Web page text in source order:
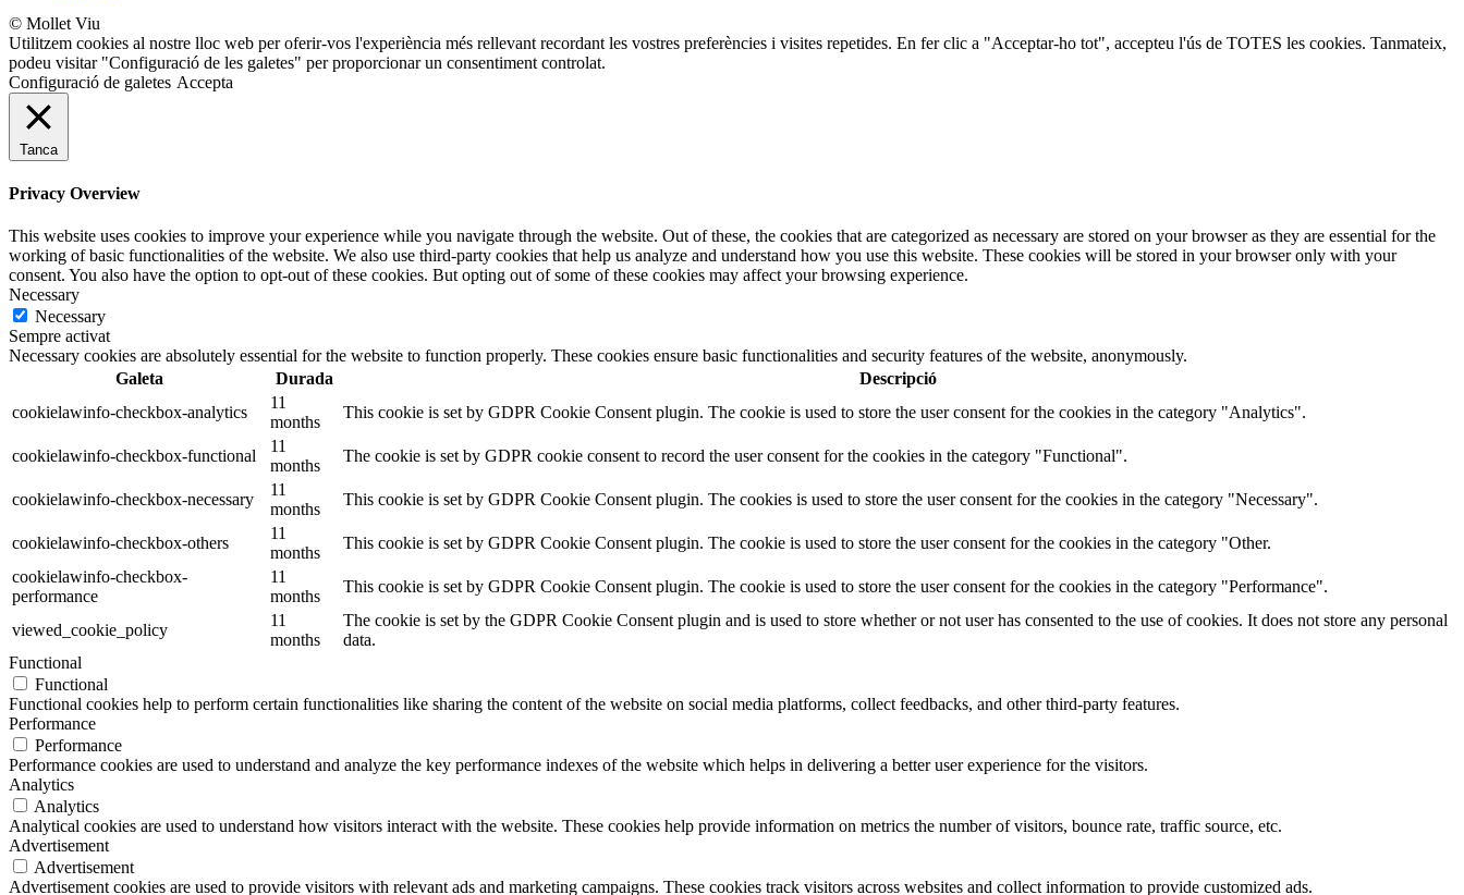
© Mollet Viu
Utilitzem cookies al nostre lloc web per oferir-vos l'experiència més rellevant recordant les vostres preferències i visites repetides. En fer clic a "Acceptar-ho tot", accepteu l'ús de TOTES les cookies. Tanmateix,
podeu visitar "Configuració de les galetes" per proporcionar un consentiment controlat.
Configuració de galetes Accepta
Tanca
Privacy Overview
This website uses cookies to improve your experience while you navigate through the website. Out of these, the cookies that are categorized as necessary are stored on your browser as they are essential for the
working of basic functionalities of the website. We also use third-party cookies that help us analyze and understand how you use this website. These cookies will be stored in your browser only with your
consent. You also have the option to opt-out of these cookies. But opting out of some of these cookies may affect your browsing experience.
Necessary
Necessary
Sempre activat
Necessary cookies are absolutely essential for the website to function properly. These cookies ensure basic functionalities and security features of the website, anonymously.
Galeta
Durada
Descripció
cookielawinfo-checkbox-analytics
11
months
This cookie is set by GDPR Cookie Consent plugin. The cookie is used to store the user consent for the cookies in the category "Analytics".
cookielawinfo-checkbox-functional
11
months
The cookie is set by GDPR cookie consent to record the user consent for the cookies in the category "Functional".
cookielawinfo-checkbox-necessary
11
months
This cookie is set by GDPR Cookie Consent plugin. The cookies is used to store the user consent for the cookies in the category "Necessary".
cookielawinfo-checkbox-others
11
months
This cookie is set by GDPR Cookie Consent plugin. The cookie is used to store the user consent for the cookies in the category "Other.
cookielawinfo-checkbox-
performance
11
months
This cookie is set by GDPR Cookie Consent plugin. The cookie is used to store the user consent for the cookies in the category "Performance".
viewed_cookie_policy
11
months
The cookie is set by the GDPR Cookie Consent plugin and is used to store whether or not user has consented to the use of cookies. It does not store any personal
data.
Functional
Functional
Functional cookies help to perform certain functionalities like sharing the content of the website on social media platforms, collect feedbacks, and other third-party features.
Performance
Performance
Performance cookies are used to understand and analyze the key performance indexes of the website which helps in delivering a better user experience for the visitors.
Analytics
Analytics
Analytical cookies are used to understand how visitors interact with the website. These cookies help provide information on metrics the number of visitors, bounce rate, traffic source, etc.
Advertisement
Advertisement
Advertisement cookies are used to provide visitors with relevant ads and marketing campaigns. These cookies track visitors across websites and collect information to provide customized ads.